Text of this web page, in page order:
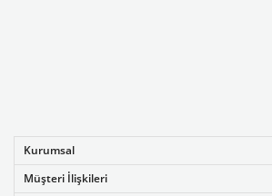
Kurumsal
Müşteri İlişkileri